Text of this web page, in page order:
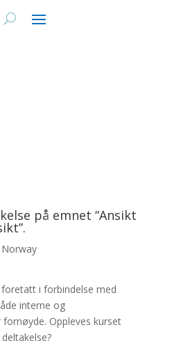
på emnet “Ansikt
Norway
i forbindelse med
interne og
Oppleves kurset